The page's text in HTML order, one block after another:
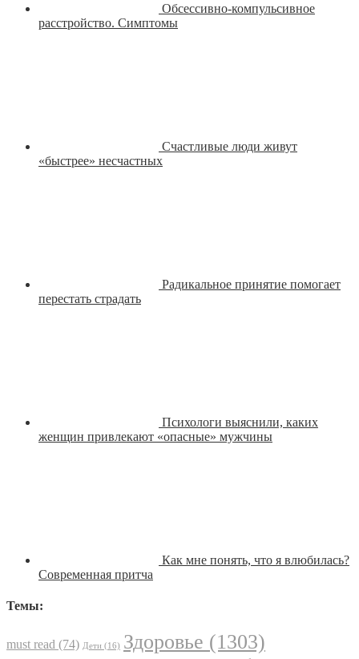
Обсессивно-компульсивное
расстройство. Симптомы
Счастливые люди живут
«быстрее» несчастных
Радикальное принятие помогает
перестать страдать
Психологи выяснили, каких
женщин привлекают «опасные» мужчины
Как мне понять, что я влюбилась?
Современная притча
Темы:
must read (74) Дети (16) Здоровье (1303)